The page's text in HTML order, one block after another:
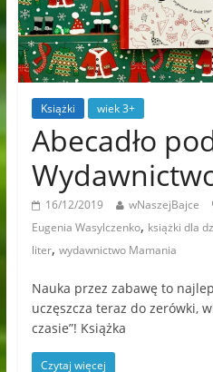
Książki wiek 3+
Abecadło
16/12/2019 wNaszejBajce
Eugenia Wasylczenko, książki dla
liter, wydawnictwo Mamania
Nauka przez zabawę to
uczęszcza teraz do zerówki,
czasie”! Książka
Czytaj więcej